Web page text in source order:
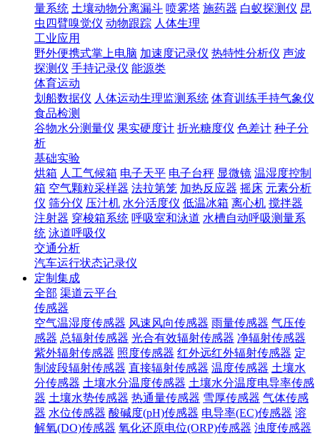
量系统 土壤动物分离漏斗 喷雾塔 施药器 白蚁探测仪 昆
虫四臂嗅觉仪 动物跟踪 人体生理
工业应用
野外便携式掌上电脑 加速度记录仪 热特性分析仪 声波
探测仪 手持记录仪 能源类
体育运动
划船数据仪 人体运动生理监测系统 体育训练手持气象仪
食品检测
谷物水分测量仪 果实硬度计 折光糖度仪 色差计 种子分
析
基础实验
烘箱 人工气候箱 电子天平 电子台秤 显微镜 温湿度控制
箱 空气颗粒采样器 法拉第笼 加热反应器 摇床 元素分析
仪 筛分仪 压汁机 水分活度仪 低温冰箱 离心机 搅拌器
注射器 穿梭箱系统 呼吸室和泳道 水槽自动呼吸测量系
统 泳道呼吸仪
交通分析
汽车运行状态记录仪
定制集成
全部 渠道云平台
传感器
空气温湿度传感器 风速风向传感器 雨量传感器 气压传
感器 总辐射传感器 光合有效辐射传感器 净辐射传感器
紫外辐射传感器 照度传感器 红外远红外辐射传感器 定
制波段辐射传感器 直接辐射传感器 温度传感器 土壤水
分传感器 土壤水分温度传感器 土壤水分温度电导率传感
器 土壤水势传感器 热通量传感器 雪厚传感器 气体传感
器 水位传感器 酸碱度(pH)传感器 电导率(EC)传感器 溶
解氧(DO)传感器 氧化还原电位(ORP)传感器 浊度传感器